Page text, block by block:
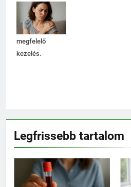
Legfrissebb tartalom
túlterhelés vagy
sérülés okozhat.
Fontos a
megfelelő
kezelés.